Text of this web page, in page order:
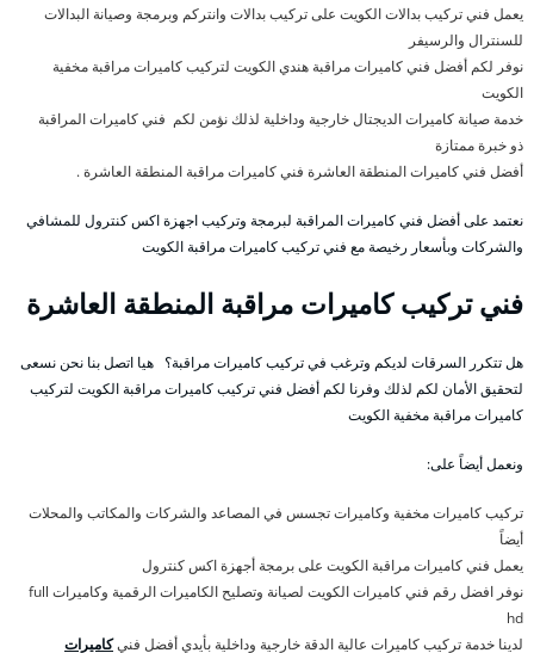
يعمل فني تركيب بدالات الكويت على تركيب بدالات وانتركم وبرمجة وصيانة البدالات
للسنترال والرسيفر
نوفر لكم أفضل فني كاميرات مراقبة هندي الكويت لتركيب كاميرات مراقبة مخفية
الكويت
خدمة صيانة كاميرات الديجتال خارجية وداخلية لذلك نؤمن لكم فني كاميرات المراقبة
ذو خبرة ممتازة
أفضل فني كاميرات المنطقة العاشرة فني كاميرات مراقبة المنطقة العاشرة .
نعتمد على أفضل فني كاميرات المراقبة لبرمجة وتركيب اجهزة اكس كنترول للمشافي
والشركات وبأسعار رخيصة مع فني تركيب كاميرات مراقبة الكويت
فني تركيب كاميرات مراقبة المنطقة العاشرة
هل تتكرر السرقات لديكم وترغب في تركيب كاميرات مراقبة؟ هيا اتصل بنا نحن نسعى
لتحقيق الأمان لكم لذلك وفرنا لكم أفضل فني تركيب كاميرات مراقبة الكويت لتركيب
كاميرات مراقبة مخفية الكويت
ونعمل أيضاً على:
تركيب كاميرات مخفية وكاميرات تجسس في المصاعد والشركات والمكاتب والمحلات
أيضاً
يعمل فني كاميرات مراقبة الكويت على برمجة أجهزة اكس كنترول
نوفر افضل رقم فني كاميرات الكويت لصيانة وتصليح الكاميرات الرقمية وكاميرات full
hd
لدينا خدمة تركيب كاميرات عالية الدقة خارجية وداخلية بأيدي أفضل فنيكاميرات